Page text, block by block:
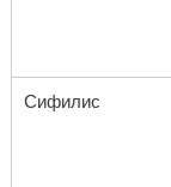
Сифилис